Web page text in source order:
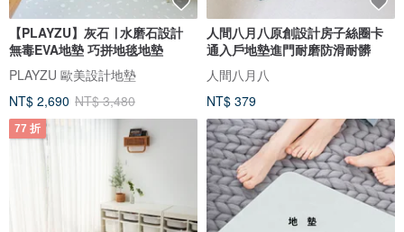
【PLAYZU】灰石 ∣ 水磨石設計
無毒EVA地墊 巧拼地毯地墊
PLAYZU 歐美設計地墊
NT$ 2,690 NT$ 3,480
人間八月八原創設計房子絲圈卡
通入戶地墊進門耐磨防滑耐髒
人間八月八
NT$ 379
77 折